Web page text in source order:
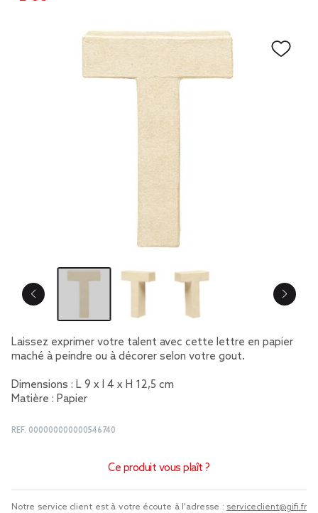
Laissez exprimer votre talent avec cette lettre en papier
maché à peindre ou à décorer selon votre gout.
Dimensions : L 9 x l 4 x H 12,5 cm
Matière : Papier
REF. 000000000000546740
Ce produit vous plaît ?
Notre service client est à votre écoute à l'adresse : serviceclient@gifi.fr